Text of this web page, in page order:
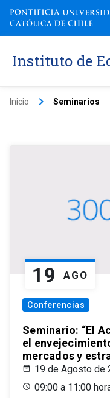
Instituto de
Inicio keyboard_arrow_right Seminarios
19 AGO
Conferencias
Seminario: “El
el
mercados y
19 de Agosto de
09:00 a 11:00